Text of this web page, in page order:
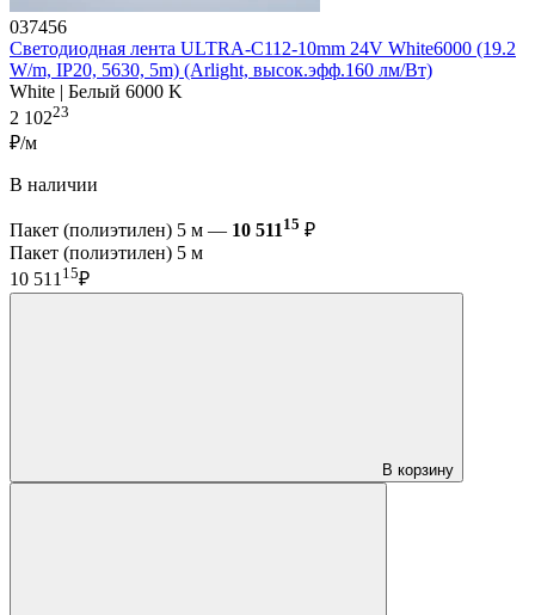
037456
Светодиодная лента ULTRA-C112-10mm 24V White6000 (19.2
W/m, IP20, 5630, 5m) (Arlight, высок.эфф.160 лм/Вт)
White | Белый 6000 K
2 10223
₽/м
В наличии
Пакет (полиэтилен) 5 м — 10 51115 ₽
Пакет (полиэтилен) 5 м
10 51115₽
В корзину